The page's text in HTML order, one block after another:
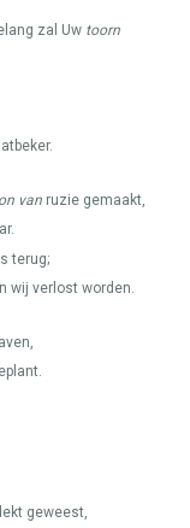
zal Uw toorn
van ruzie gemaakt,
terug;
wij verlost worden.
geweest,